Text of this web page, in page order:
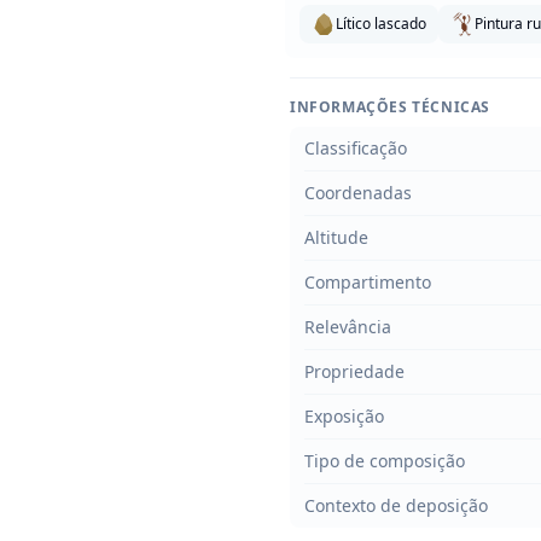
Lítico lascado
Pintura
INFORMAÇÕES TÉCNICAS
Classificação
Coordenadas
Altitude
Compartimento
Relevância
Propriedade
Exposição
Tipo de composição
Contexto de deposição